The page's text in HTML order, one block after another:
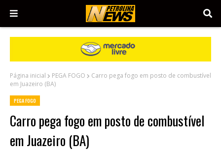
Página inicial PEGA FOGO
Carro pega fogo em posto de combustível
em Juazeiro (BA)
PEGA FOGO
Carro pega fogo em posto de combustível
em Juazeiro (BA)